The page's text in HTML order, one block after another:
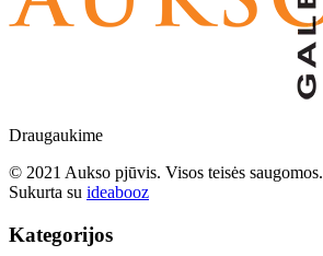
Draugaukime
© 2021 Aukso pjūvis. Visos teisės saugomos.
Sukurta su ideabooz
Kategorijos